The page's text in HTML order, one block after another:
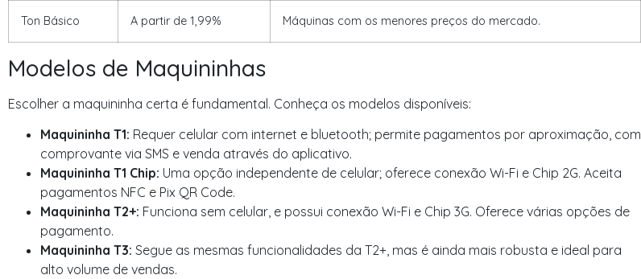
Ton Básico A partir de 1,99% Máquinas com os menores preços do mercado.
Modelos de Maquininhas
Escolher a maquininha certa é fundamental. Conheça os modelos disponíveis:
Maquininha T1: Requer celular com internet e bluetooth; permite pagamentos por aproximação, com
comprovante via SMS e venda através do aplicativo.
Maquininha T1 Chip: Uma opção independente de celular; oferece conexão Wi-Fi e Chip 2G. Aceita
pagamentos NFC e Pix QR Code.
Maquininha T2+: Funciona sem celular, e possui conexão Wi-Fi e Chip 3G. Oferece várias opções de
pagamento.
Maquininha T3: Segue as mesmas funcionalidades da T2+, mas é ainda mais robusta e ideal para
alto volume de vendas.